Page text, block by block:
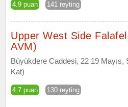
4.9 puan 141 reyting
Upper West Side
AVM)
Büyükdere Caddesi, 22 19 Mayıs,
Kat)
4.7 puan 130 reyting